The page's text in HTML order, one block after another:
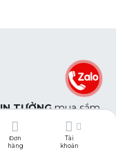
Đơn
hàng
Tài
khoản
TƯỞNGmua sắm
chính hãng.
chuyên nghiệp